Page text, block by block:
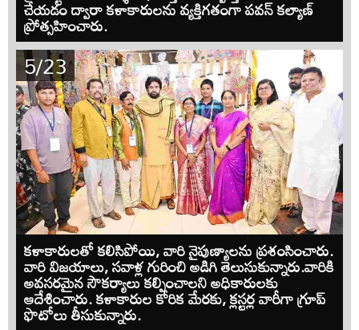
చేయడం ద్వారా కళాకారులను వ్యక్తిగతంగా పవన్ కల్యాణ్
ప్రోత్సహించారు.
5/23
కళాకారులతో కలిసిపోయి, వారి నైపుణ్యాలను ప్రశంసించారు.
వారి విజయాలు, సవాళ్ల గురించి అడిగి తెలుసుకున్నారు.వారికి
అవసరమైన సౌకర్యాలు కల్పించాలని అధికారులకు
ఆదేశించారు. కళాకారుల కోరిక మేరకు, క్లస్టర్ల వారీగా గ్రూప్
ఫొటోలు తీసుకున్నారు.